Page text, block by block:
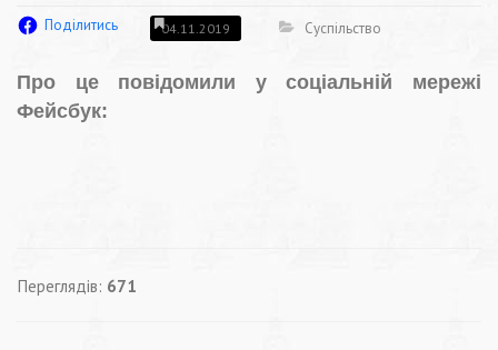
Поділитись 04.11.2019 Суспільство
Про це повідомили у соціальній мережі
Фейсбук:
Переглядів: 671